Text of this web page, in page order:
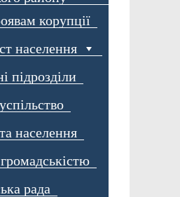
корупції
населення
підрозділи
населення
рада